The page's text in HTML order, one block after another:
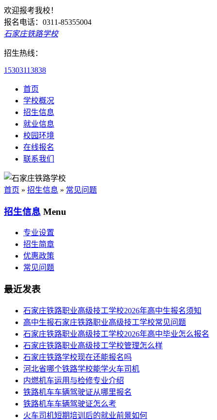
欢迎报考我校！
报名电话：0311-85355004
石家庄铁路学校
招生热线：
15303113838
首页
学校概况
招生信息
就业信息
校园环境
在线报名
联系我们
首页 » 招生信息 » 常见问题
招生信息 Menu
专业设置
招生简章
优惠政策
常见问题
最近发表
​石家庄铁路职业高级技工学校2026年高中生报名须知
高中生报石家庄铁路职业高级技工学校常见问题
石家庄铁路职业高级技工学校2026年高中毕业怎么报名
石家庄铁路职业高级技工学校管理怎么样
石家庄铁路学校现在还能报名吗
河北省哪个铁路学校能学火车司机
内燃机车运用与检修专业介绍
铁路机车车辆驾驶证从哪里报名
铁路机车车辆驾驶证怎么考
火车司机短期培训后的就业前景如何